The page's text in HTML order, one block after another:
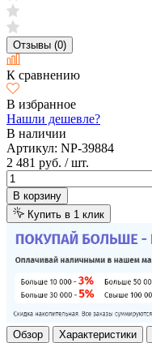
Отзывы (0)
К сравнению
В избранное
Нашли дешевле?
В наличии
Артикул: NP-39884
2 481 руб. / шт.
В корзину
Купить в 1 клик
Обзор Характеристики